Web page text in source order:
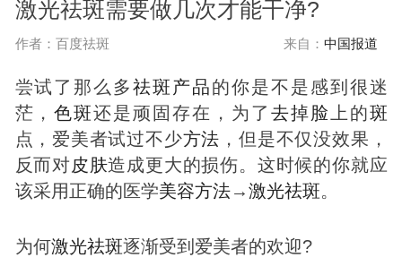
激光祛斑需要做几次才能干净?
作者：百度祛斑 来自： 中国报道
尝试了那么多祛斑产品的你是不是感到很迷
茫，色斑还是顽固存在，为了 去掉脸 上的斑
点，爱美者试过不少方法 ，但是不仅没效果，
反而对皮肤造成更大的损伤。这时候的你就应
该采用正确的医学美容方法→激光祛斑。
为何激光祛斑逐渐受到爱美者的欢迎?